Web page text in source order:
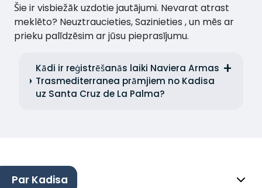
Šie ir visbiežāk uzdotie jautājumi. Nevarat atrast
meklēto? Neuztraucieties, Sazinieties , un mēs ar
prieku palīdzēsim ar jūsu pieprasījumu.
Kādi ir reģistrēšanās laiki Naviera Armas
Trasmediterranea prāmjiem no Kadisa
uz Santa Cruz de La Palma?
Par Kadisa